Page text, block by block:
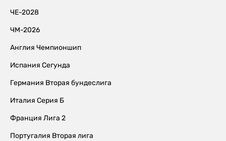
ЧЕ-2028
ЧМ-2026
Англия Чемпионшип
Испания Сегунда
Германия Вторая бундеслига
Италия Серия Б
Франция Лига 2
Португалия Вторая лига